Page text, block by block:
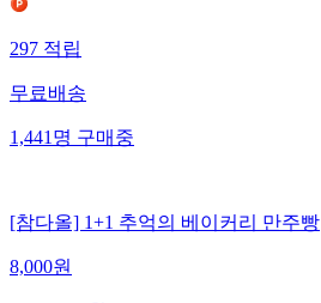
297 적립
무료배송
1,441 명 구매중
[참다올] 1+1 추억의 베이커리 만주빵
8,000원